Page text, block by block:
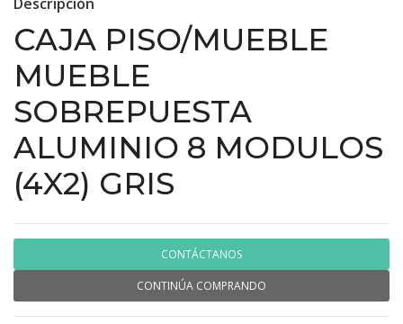
CAJA PISO/MUEBLE
MUEBLE
SOBREPUESTA
ALUMINIO 8 MODULOS
(4X2) GRIS
CONTÁCTANOS
CONTINÚA COMPRANDO